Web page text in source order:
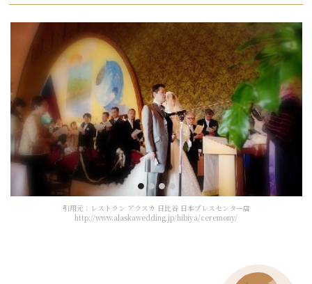
引用元：レストラン アラスカ 日比谷 日本プレスセンター店
http://www.alaskawedding.jp/hibiya/ceremony/